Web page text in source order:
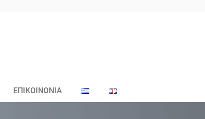
ΕΠΙΚΟΙΝΩΝΙΑ